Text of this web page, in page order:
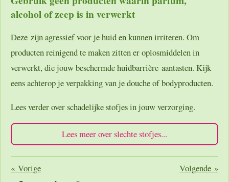
alcohol of zeep is in verwerkt
Deze zijn agressief voor je huid en kunnen irriteren. Om
producten reinigend te maken zitten er oplosmiddelen in
verwerkt, die jouw beschermde huidbarrière aantasten. Kijk
eens achterop je verpakking van je douche of bodyproducten.
Lees verder over schadelijke stofjes in jouw verzorging.
Lees meer over slechte stofjes...
« Vorige Volgende »